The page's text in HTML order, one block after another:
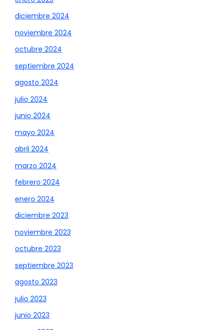
diciembre 2024
noviembre 2024
octubre 2024
septiembre 2024
agosto 2024
julio 2024
junio 2024
mayo 2024
abril 2024
marzo 2024
febrero 2024
enero 2024
diciembre 2023
noviembre 2023
octubre 2023
septiembre 2023
agosto 2023
julio 2023
junio 2023